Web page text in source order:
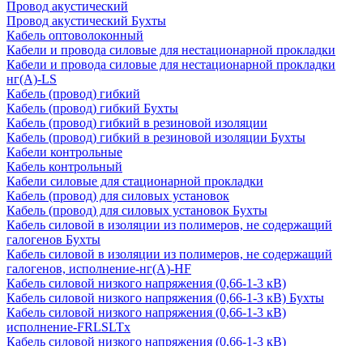
Провод акустический
Провод акустический Бухты
Кабель оптоволоконный
Кабели и провода силовые для нестационарной прокладки
Кабели и провода силовые для нестационарной прокладки
нг(А)-LS
Кабель (провод) гибкий
Кабель (провод) гибкий Бухты
Кабель (провод) гибкий в резиновой изоляции
Кабель (провод) гибкий в резиновой изоляции Бухты
Кабели контрольные
Кабель контрольный
Кабели силовые для стационарной прокладки
Кабель (провод) для силовых установок
Кабель (провод) для силовых установок Бухты
Кабель силовой в изоляции из полимеров, не содержащий
галогенов Бухты
Кабель силовой в изоляции из полимеров, не содержащий
галогенов, исполнение-нг(А)-HF
Кабель силовой низкого напряжения (0,66-1-3 кВ)
Кабель силовой низкого напряжения (0,66-1-3 кВ) Бухты
Кабель силовой низкого напряжения (0,66-1-3 кВ)
исполнение-FRLSLTx
Кабель силовой низкого напряжения (0,66-1-3 кВ)